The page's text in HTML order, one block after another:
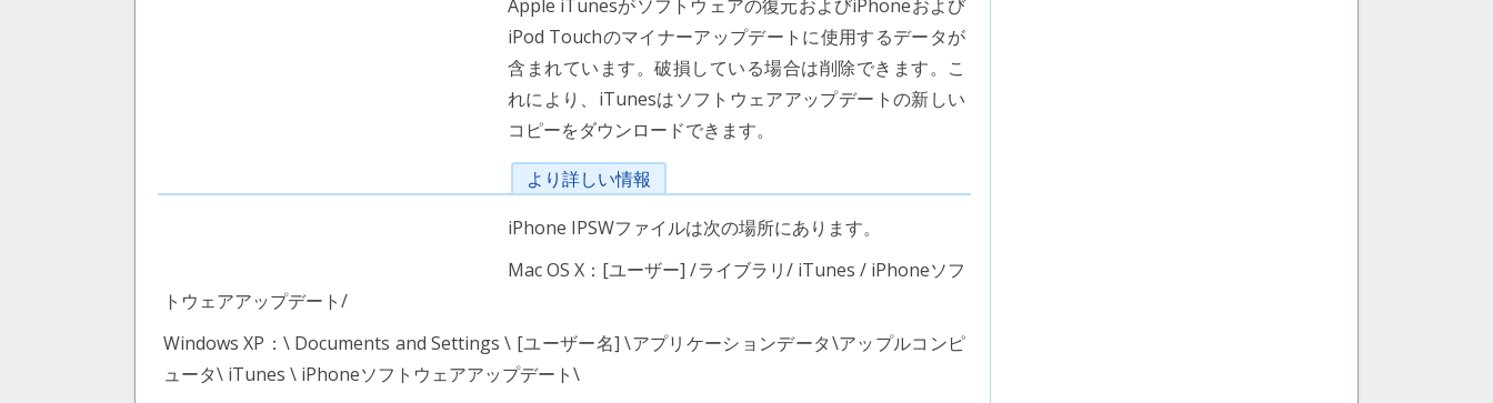
Apple iTunesがソフトウェアの復元およびiPhoneおよび
iPod Touchのマイナーアップデートに使用するデータが
含まれています。破損している場合は削除できます。こ
れにより、iTunesはソフトウェアアップデートの新しい
コピーをダウンロードできます。
より詳しい情報
iPhone IPSWファイルは次の場所にあります。
Mac OS X：[ユーザー] /ライブラリ/ iTunes / iPhoneソフ
トウェアアップデート/
Windows XP：\ Documents and Settings \ [ユーザー名] \アプリケーションデータ\アップルコンピ
ュータ\ iTunes \ iPhoneソフトウェアアップデート\